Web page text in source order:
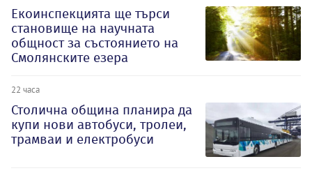
Екоинспекцията ще търси
становище на научната
общност за състоянието на
Смолянските езера
22 часа
Столична община планира да
купи нови автобуси, тролеи,
трамваи и електробуси